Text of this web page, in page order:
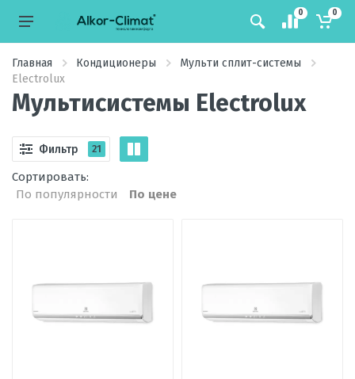
0 0
Главная Кондиционеры
Мульти сплит-системы
Electrolux
Мультисистемы Electrolux
Фильтр 21
Сортировать:
По популярности
По цене